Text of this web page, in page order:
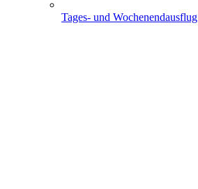
Tages- und Wochenendausflug